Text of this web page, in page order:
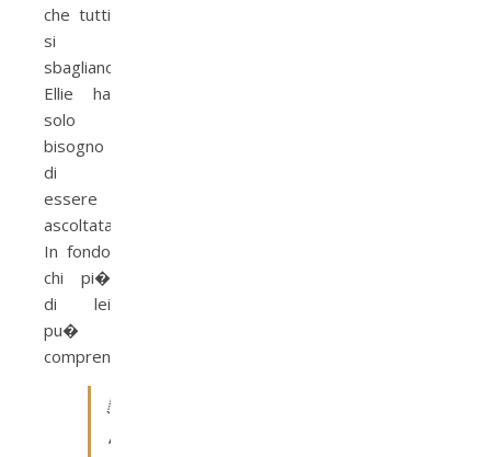
che tutti
si
sbagliano.
Ellie ha
solo
bisogno
di
essere
ascoltata.
In fondo
chi pi�
di lei
pu�
comprenderla?
S